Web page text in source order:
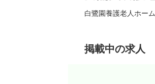
白鷺園養護老人ホー
掲載中の求人